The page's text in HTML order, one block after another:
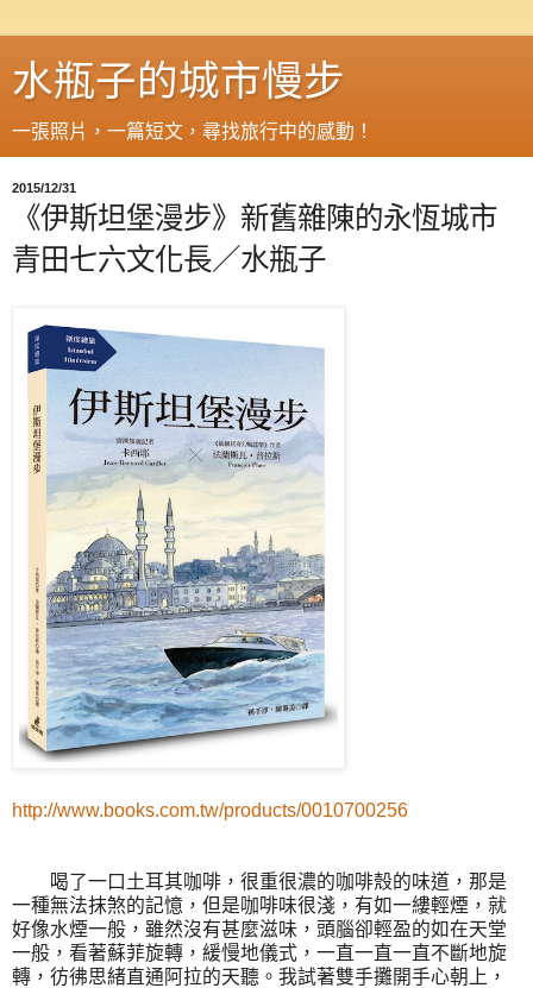
水瓶子的城市慢步
一張照片，一篇短文，尋找旅行中的感動！
2015/12/31
《伊斯坦堡漫步》新舊雜陳的永恆城市
青田七六文化長／水瓶子
http://www.books.com.tw/products/0010700256
喝了一口土耳其咖啡，很重很濃的咖啡殼的味道，那是
一種無法抹煞的記憶，但是咖啡味很淺，有如一縷輕煙，就
好像水煙一般，雖然沒有甚麼滋味，頭腦卻輕盈的如在天堂
一般，看著蘇菲旋轉，緩慢地儀式，一直一直一直不斷地旋
轉，彷彿思緒直通阿拉的天聽。我試著雙手攤開手心朝上，